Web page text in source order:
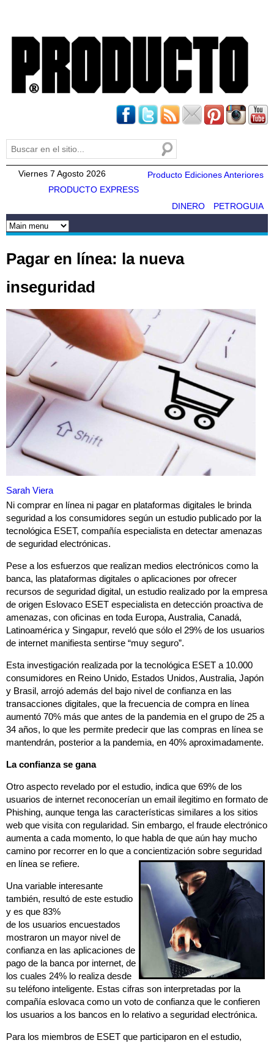
Formulario de búsqueda
Buscar
Viernes 7 Agosto 2026
Producto Ediciones Anteriores
PRODUCTO EXPRESS
PETROGUIA
DINERO
Pagar en línea: la nueva
inseguridad
Sarah Viera
Ni comprar en línea ni pagar en plataformas digitales le brinda
seguridad a los consumidores según un estudio publicado por la
tecnológica ESET, compañía especialista en detectar amenazas
de seguridad electrónicas.
Pese a los esfuerzos que realizan medios electrónicos como la
banca, las plataformas digitales o aplicaciones por ofrecer
recursos de seguridad digital, un estudio realizado por la empresa
de origen Eslovaco ESET especialista en detección proactiva de
amenazas, con oficinas en toda Europa, Australia, Canadá,
Latinoamérica y Singapur, reveló que sólo el 29% de los usuarios
de internet manifiesta sentirse “muy seguro”.
Esta investigación realizada por la tecnológica ESET a 10.000
consumidores en Reino Unido, Estados Unidos, Australia, Japón
y Brasil, arrojó además del bajo nivel de confianza en las
transacciones digitales, que la frecuencia de compra en línea
aumentó 70% más que antes de la pandemia en el grupo de 25 a
34 años, lo que les permite predecir que las compras en línea se
mantendrán, posterior a la pandemia, en 40% aproximadamente.
La confianza se gana
Otro aspecto revelado por el estudio, indica que 69% de los
usuarios de internet reconocerían un email ilegitimo en formato de
Phishing, aunque tenga las características similares a los sitios
web que visita con regularidad. Sin embargo, el fraude electrónico
aumenta a cada momento, lo que habla de que aún hay mucho
camino por recorrer en lo que a concientización sobre seguridad
en línea se refiere.
Una variable interesante
también, resultó de este estudio
y es que 83%
de los usuarios encuestados
mostraron un mayor nivel de
confianza en las aplicaciones de
pago de la banca por internet, de
los cuales 24% lo realiza desde
su teléfono inteligente. Estas cifras son interpretadas por la
compañía eslovaca como un voto de confianza que le confieren
los usuarios a los bancos en lo relativo a seguridad electrónica.
Para los miembros de ESET que participaron en el estudio,